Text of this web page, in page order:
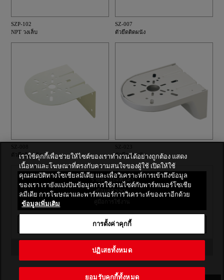
SZP-102
NPT วงเล็บ
SZ-007
ตัวยึดติดผนัง
SZ-008
ตัวยึดติดผนัง
SZ-023
ตัวยึดติดผนัง
รายละเอียดสินค้า
ข้อมูลจำเพาะ
คู่มือการใช้งาน
พิมพ์
กลับไปที่ดัชนี
เราใช้คุกกี้เพื่อช่วยให้ไซต์ของเราทำงานได้อย่างถูกต้อง แสดง
เนื้อหาและโฆษณาที่ตรงกับความสนใจของผู้ใช้ เปิดให้ใช้
คุณสมบัติทางโซเชียลมีเดีย และเพื่อวิเคราะห์การเข้าถึงข้อมูล
ของเรา เรายังแบ่งปันข้อมูลการใช้งานไซต์กับพาร์ทเนอร์โซเชีย
ลมีเดีย การโฆษณาและพาร์ทเนอร์การวิเคราะห์ของเราอีกด้วย
ข้อมูลเพิ่มเติม
การตั้งค่าคุกกี้
ปฏิเสธทั้งหมด
ยอมรับคุกกี้ทั้งหมด